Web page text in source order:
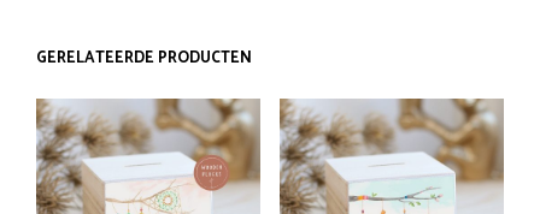
GERELATEERDE PRODUCTEN